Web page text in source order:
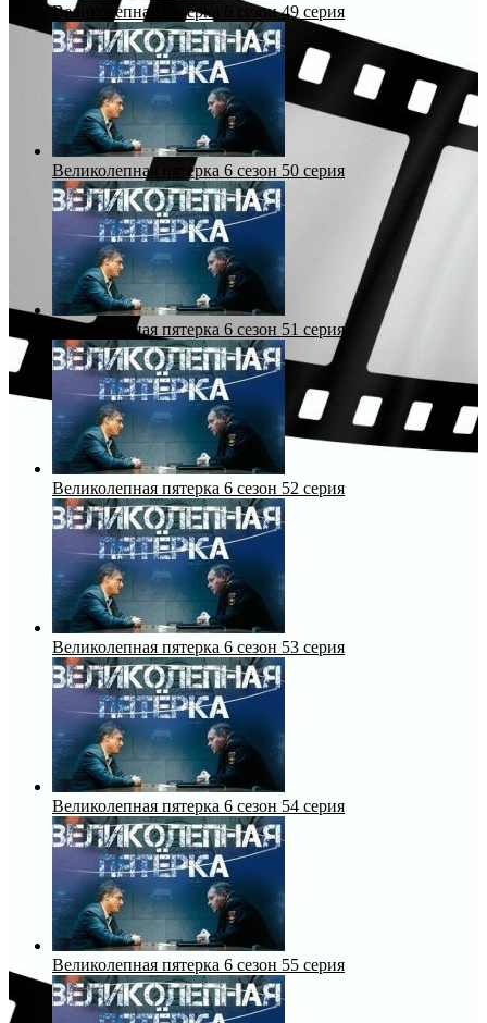
Великолепная пятерка 6 сезон 49 серия
Великолепная пятерка 6 сезон 50 серия
Великолепная пятерка 6 сезон 51 серия
Великолепная пятерка 6 сезон 52 серия
Великолепная пятерка 6 сезон 53 серия
Великолепная пятерка 6 сезон 54 серия
Великолепная пятерка 6 сезон 55 серия